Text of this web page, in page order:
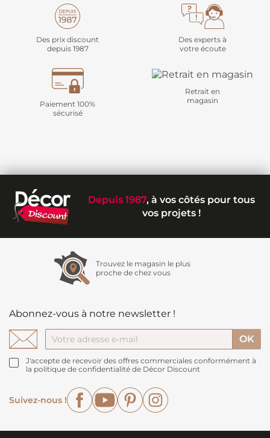
Des prix discount
depuis 1987
Des experts à
votre écoute
Paiement 100%
sécurisé
Retrait en
magasin
Depuis 1987, à vos côtés pour tous
vos projets !
Trouvez le magasin le plus
proche de chez vous
Abonnez-vous à notre newsletter !
J'accepte de recevoir des offres commerciales conformément à
la politique de confidentialité de Décor Discount
Suivez-nous !
FacebookYouTubePinterest